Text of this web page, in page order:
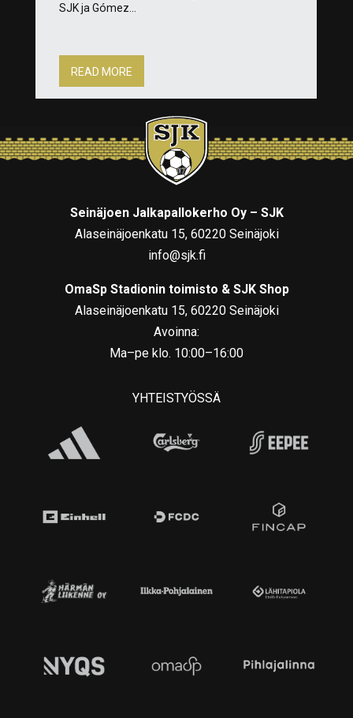
SJK ja Gómez...
READ MORE
Seinäjoen Jalkapallokerho Oy – SJK
Alaseinäjoenkatu 15, 60220 Seinäjoki
info@sjk.fi
OmaSp Stadionin toimisto & SJK Shop
Alaseinäjoenkatu 15, 60220 Seinäjoki
Avoinna:
Ma–pe klo. 10:00–16:00
YHTEISTYÖSSÄ